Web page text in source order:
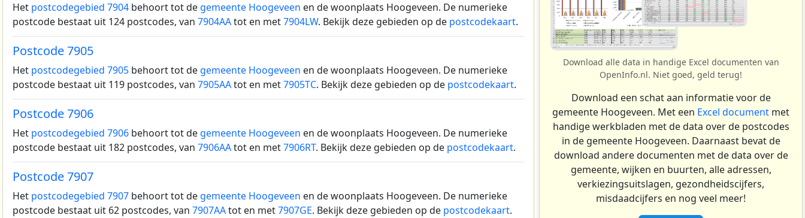
Het postcodegebied 7904 behoort tot de gemeente Hoogeveen en de woonplaats Hoogeveen. De numerieke
postcode bestaat uit 124 postcodes, van 7904AAtot en met7904LW. Bekijk deze gebieden op de postcodekaart.
Postcode 7905
Het postcodegebied 7905 behoort tot de gemeente Hoogeveen en de woonplaats Hoogeveen. De numerieke
postcode bestaat uit 119 postcodes, van 7905AAtot en met7905TC. Bekijk deze gebieden op de postcodekaart.
Postcode 7906
Het postcodegebied 7906 behoort tot de gemeente Hoogeveen en de woonplaats Hoogeveen. De numerieke
postcode bestaat uit 182 postcodes, van 7906AAtot en met7906RT. Bekijk deze gebieden op de postcodekaart.
Postcode 7907
Het postcodegebied 7907 behoort tot de gemeente Hoogeveen en de woonplaats Hoogeveen. De numerieke
postcode bestaat uit 62 postcodes, van 7907AAtot en met7907GE. Bekijk deze gebieden op de postcodekaart.
Download alle data in handige Excel documenten van
OpenInfo.nl. Niet goed, geld terug!
Download een schat aan informatie voor de
gemeente Hoogeveen. Met een Excel document met
handige werkbladen met de data over de postcodes
in de gemeente Hoogeveen. Daarnaast bevat de
download andere documenten met de data over de
gemeente, wijken en buurten, alle adressen,
verkiezingsuitslagen, gezondheidscijfers,
misdaadcijfers en nog veel meer!